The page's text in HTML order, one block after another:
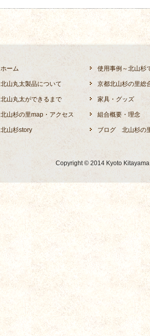
ホーム
北山丸太製品について
北山丸太ができるまで
北山杉の里map・アクセス
北山杉story
使用事例～北山杉
京都北山杉の里総
家具・グッズ
組合概要・理念
ブログ 北山杉の
Copyright © 2014 Kyoto